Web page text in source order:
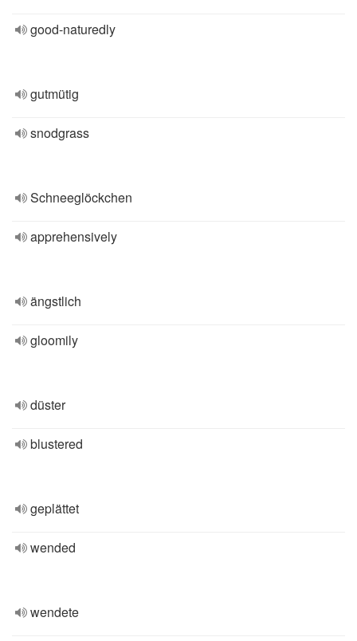
good-naturedly
gutmütig
snodgrass
Schneeglöckchen
apprehensively
ängstlich
gloomily
düster
blustered
geplättet
wended
wendete